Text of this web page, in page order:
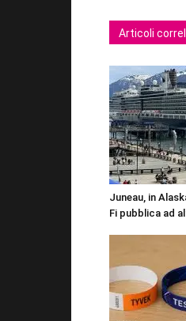
Articoli
Juneau, in
Fi pubblica ad